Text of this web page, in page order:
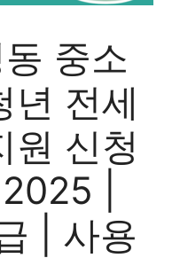
중소
년 전세
원 신청
|
| 사용